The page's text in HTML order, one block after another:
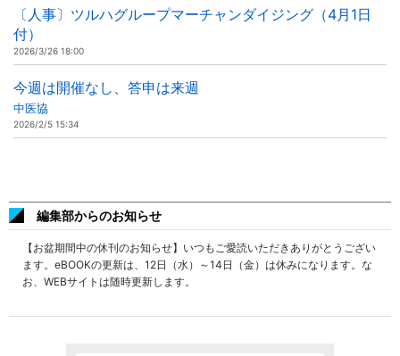
〔人事〕ツルハグループマーチャンダイジング（4月1日
付）
2026/3/26 18:00
今週は開催なし、答申は来週
中医協
2026/2/5 15:34
編集部からのお知らせ
【お盆期間中の休刊のお知らせ】いつもご愛読いただきありがとうござい
ます。eBOOKの更新は、12日（水）～14日（金）は休みになります。な
お、WEBサイトは随時更新します。